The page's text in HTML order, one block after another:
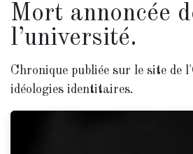
Mort annoncée
l’université.
Chronique publiée sur le site de
idéologies identitaires.